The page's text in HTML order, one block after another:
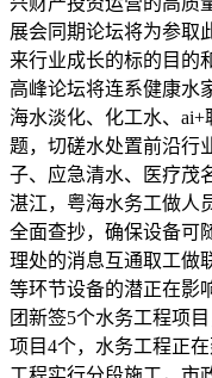
展会同期论坛将为参取
来行业成长的标的目的
高峰论坛将连系健康水
海水淡化、化工水、
题，切磋水处置前沿行
子、应急清水、医疗茂
湛江，粤海水务工做人
全面查抄，确保设备可
理处的消息互通取工做
等环节设备的潜正在影
团新签5个水务工程项
项目4个，水务工程正